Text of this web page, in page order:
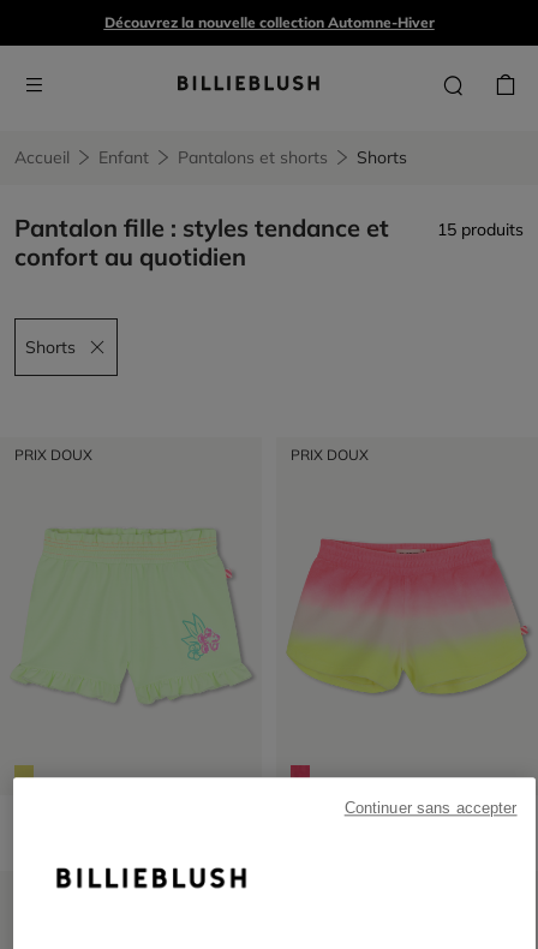
Découvrez la nouvelle collection Automne-Hiver
Accueil Enfant Pantalons et shorts Shorts
Pantalon fille : styles tendance et
confort au quotidien
15 produits
Shorts
Remove filter Shorts
PRIX DOUX PRIX DOUX
PRIX DOUX
Continuer sans accepter